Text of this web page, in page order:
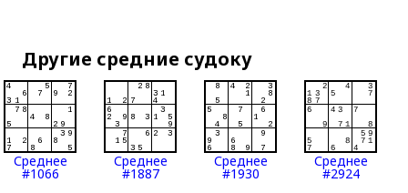
Другие средние судоку
Среднее
#1066
Среднее
#1887
Среднее
#1930
Среднее
#2924